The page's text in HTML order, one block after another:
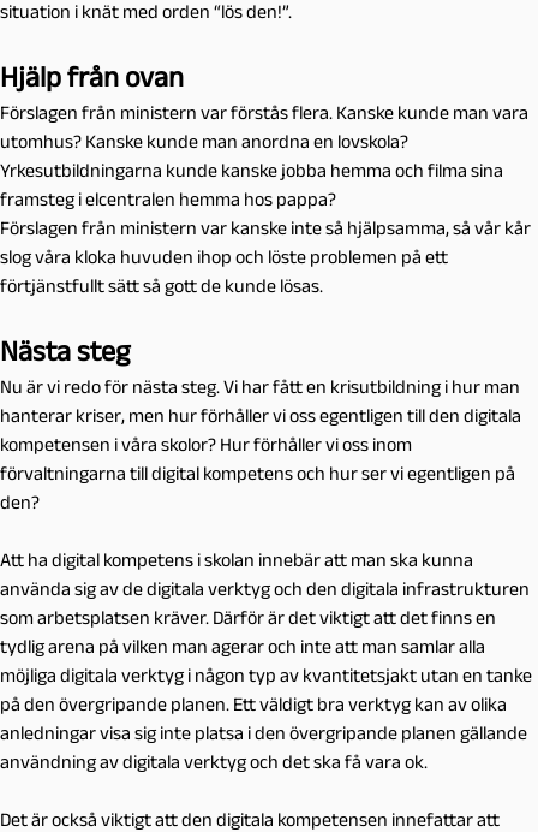
situation i knät med orden “lös den!”.
Hjälp från ovan
Förslagen från ministern var förstås flera. Kanske kunde man vara
utomhus? Kanske kunde man anordna en lovskola?
Yrkesutbildningarna kunde kanske jobba hemma och filma sina
framsteg i elcentralen hemma hos pappa?
Förslagen från ministern var kanske inte så hjälpsamma, så vår kår
slog våra kloka huvuden ihop och löste problemen på ett
förtjänstfullt sätt så gott de kunde lösas.
Nästa steg
Nu är vi redo för nästa steg. Vi har fått en krisutbildning i hur man
hanterar kriser, men hur förhåller vi oss egentligen till den digitala
kompetensen i våra skolor? Hur förhåller vi oss inom
förvaltningarna till digital kompetens och hur ser vi egentligen på
den?
Att ha digital kompetens i skolan innebär att man ska kunna
använda sig av de digitala verktyg och den digitala infrastrukturen
som arbetsplatsen kräver. Därför är det viktigt att det finns en
tydlig arena på vilken man agerar och inte att man samlar alla
möjliga digitala verktyg i någon typ av kvantitetsjakt utan en tanke
på den övergripande planen. Ett väldigt bra verktyg kan av olika
anledningar visa sig inte platsa i den övergripande planen gällande
användning av digitala verktyg och det ska få vara ok.
Det är också viktigt att den digitala kompetensen innefattar att